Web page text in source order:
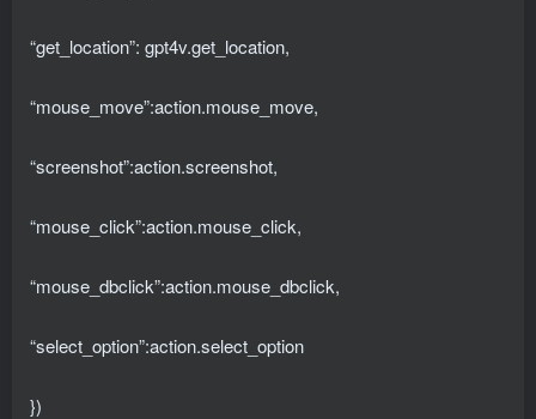
“get_location”: gpt4v.get_location,
“mouse_move”:action.mouse_move,
“screenshot”:action.screenshot,
“mouse_click”:action.mouse_click,
“mouse_dbclick”:action.mouse_dbclick,
“select_option”:action.select_option
})